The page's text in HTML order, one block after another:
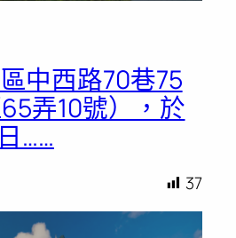
中西路70巷75
弄10號），於
……
37